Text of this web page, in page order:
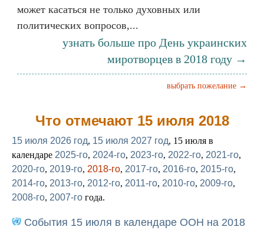
может касаться не только духовных или
политических вопросов,...
узнать больше про День украинских
миротворцев в 2018 году →
выбрать пожелание →
Что отмечают 15 июля 2018
15 июля 2026 год, 15 июля 2027 год, 15 июля в
календаре 2025-го, 2024-го, 2023-го, 2022-го, 2021-го,
2020-го, 2019-го, 2018-го, 2017-го, 2016-го, 2015-го,
2014-го, 2013-го, 2012-го, 2011-го, 2010-го, 2009-го,
2008-го, 2007-го года.
События 15 июля в календаре ООН на 2018